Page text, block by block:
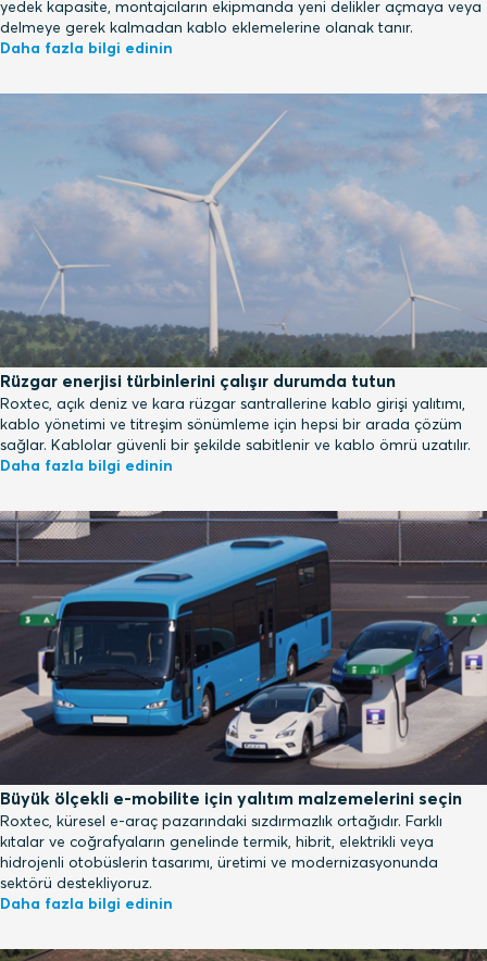
yedek kapasite, montajcıların ekipmanda yeni delikler açmaya veya
delmeye gerek kalmadan kablo eklemelerine olanak tanır.
Daha fazla bilgi edinin
Rüzgar enerjisi türbinlerini çalışır durumda tutun
Roxtec, açık deniz ve kara rüzgar santrallerine kablo girişi yalıtımı,
kablo yönetimi ve titreşim sönümleme için hepsi bir arada çözüm
sağlar. Kablolar güvenli bir şekilde sabitlenir ve kablo ömrü uzatılır.
Daha fazla bilgi edinin
Büyük ölçekli e-mobilite için yalıtım malzemelerini seçin
Roxtec, küresel e-araç pazarındaki sızdırmazlık ortağıdır. Farklı
kıtalar ve coğrafyaların genelinde termik, hibrit, elektrikli veya
hidrojenli otobüslerin tasarımı, üretimi ve modernizasyonunda
sektörü destekliyoruz.
Daha fazla bilgi edinin